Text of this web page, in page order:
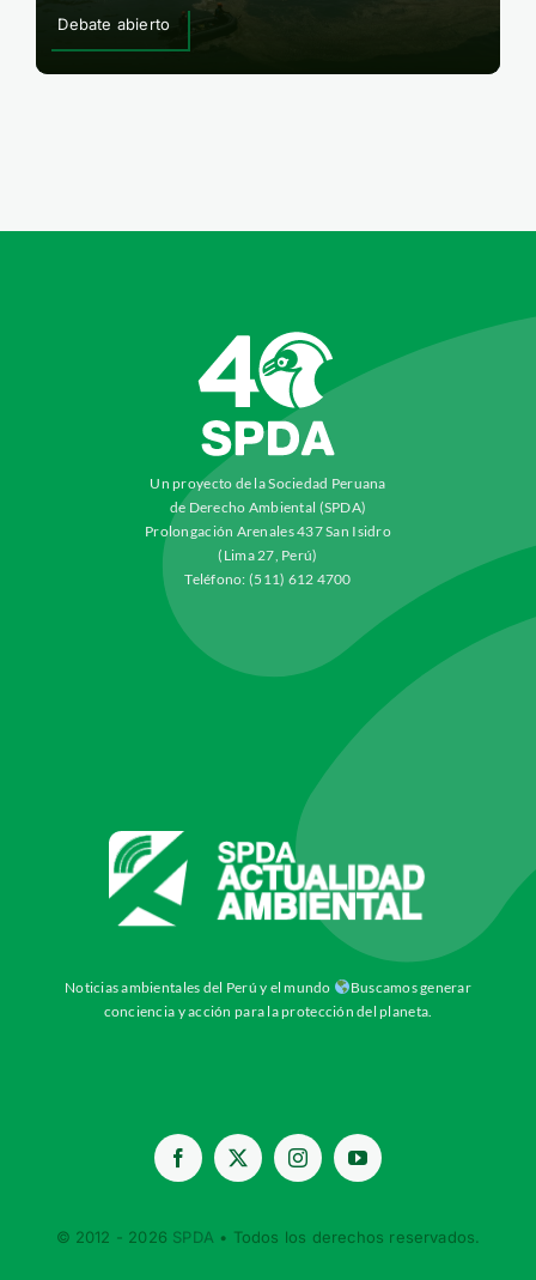
Debate abierto
Un proyecto de la Sociedad Peruana
de Derecho Ambiental (SPDA)
Prolongación Arenales 437 San Isidro
(Lima 27, Perú)
Teléfono: (511) 612 4700
Noticias ambientales del Perú y el mundo
Buscamos generar
conciencia y acción para la protección del planeta.
© 2012 - 2026 SPDA • Todos los derechos reservados.